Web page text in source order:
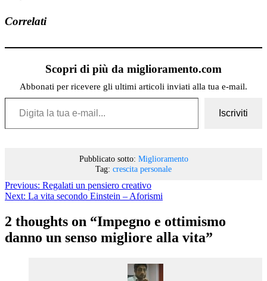
Correlati
Scopri di più da miglioramento.com
Abbonati per ricevere gli ultimi articoli inviati alla tua e-mail.
Digita la tua e-mail...
Iscriviti
Pubblicato sotto: Miglioramento
Tag: crescita personale
Previous: Regalati un pensiero creativo
Next: La vita secondo Einstein – Aforismi
2 thoughts on “Impegno e ottimismo
danno un senso migliore alla vita”